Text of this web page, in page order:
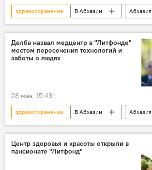
здравоохранение В Абхазии
Абхазия
Новости
Гагра
Делба назвал медцентр в "Литфонде"
местом пересечения технологий и
заботы о людях
28 мая, 15:43
здравоохранение В Абхазии
Абхазия
Новости
Пицунда
Центр здоровья и красоты открыли в
пансионате "Литфонд"